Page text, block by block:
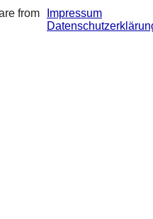
from
Impressum